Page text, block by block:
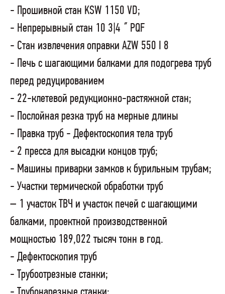
- Прошивной стан KSW 1150 VD;
- Непрерывный стан 10 3|4 ˝ PQF
- Стан извлечения оправки AZW 550 I 8
- Печь с шагающими балками для подогрева труб
перед редуцированием
- 22-клетевой редукционно-растяжной стан;
- Послойная резка труб на мерные длины
- Правка труб - Дефектоскопия тела труб
- 2 пресса для высадки концов труб;
- Машины приварки замков к бурильным трубам;
- Участки термической обработки труб
– 1 участок ТВЧ и участок печей с шагающими
балками, проектной производственной
мощностью 189,022 тысяч тонн в год.
- Дефектоскопия труб
- Трубоотрезные станки;